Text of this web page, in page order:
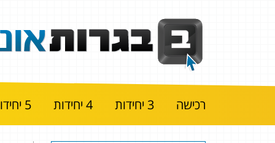
רכישה 3 יחידות 4 יחידות 5 יחידות